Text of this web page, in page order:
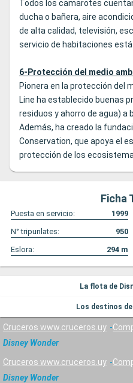
Todos los camarotes
ducha o bañera, aire
de alta calidad, televisión,
servicio de habitaciones
6-Protección del medio
Pionera en la protección del
Line ha establecido buenas
residuos y ahorro de agua) a
Además, ha creado la
Conservation, que apoya el
protección de los
Ficha
Puesta en servicio: 1999
N° tripunlates:
950
Eslora:
294 m
La flota de
Los destinos
Cruceros www.cruceros.uy
Disney Wonder
Cruceros www.cruceros.uy
Disney Wonder